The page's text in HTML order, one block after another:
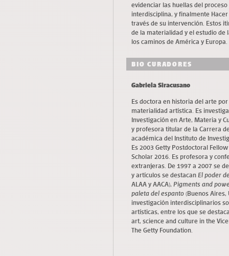
evidenciar las huellas del
interdisciplina, y finalmente
través de su intervención. Estos
de la materialidad y el estudio de
los caminos de América y Europa.
BIO CURADORES
Gabriela Siracusano
Es doctora en historia del arte
materialidad artística. Es
Investigación en Arte, Materia y
y profesora titular de la Carrera
académica del Instituto de
Es 2003 Getty Postdoctoral
Scholar 2016. Es profesora y
extranjeras. De 1997 a 2007 se
y artículos se destacan El poder
ALAA y AACA), Pigments and
paleta del espanto (Buenos Aires,
investigación interdisciplinarios
artísticas, entre los que se
art, science and culture in the
The Getty Foundation.